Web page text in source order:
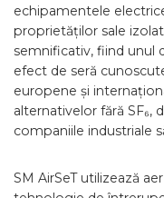
echipamentele
proprietăților sale
semnificativ, fiind unul
efect de seră
europene și
alternativelor fără SF₆,
companiile industriale
SM AirSeT utilizează